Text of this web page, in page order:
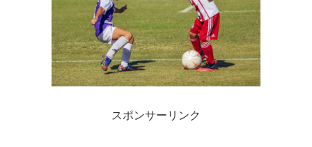
スポンサーリンク